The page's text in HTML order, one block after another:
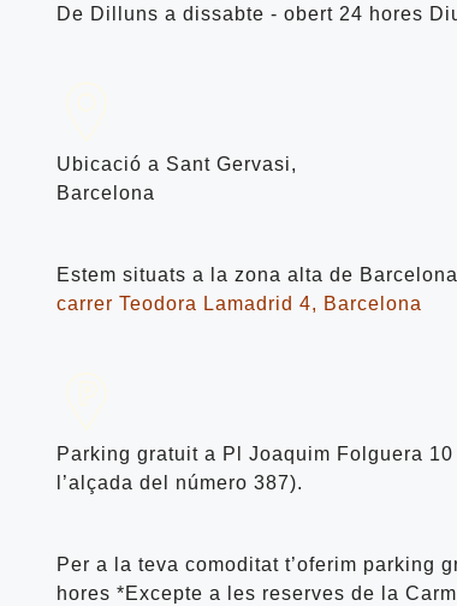
De Dilluns a dissabte - obert 24 hores
Ubicació a Sant Gervasi,
Barcelona
Estem situats a la zona alta de
carrer Teodora Lamadrid 4, Barcelona
Parking gratuit a Pl Joaquim Folguera
l’alçada del número 387).
Per a la teva comoditat t’oferim parking
hores *Excepte a les reserves de la